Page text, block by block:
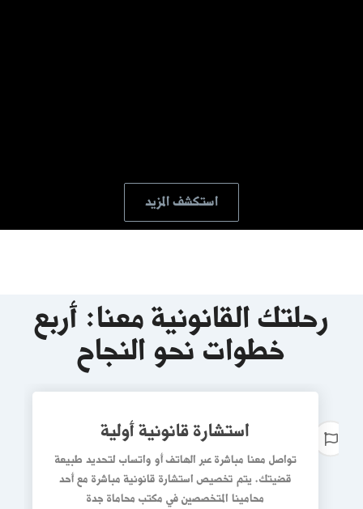
استكشف المزيد
رحلتك القانونية معنا: أربع
خطوات نحو النجاح
استشارة قانونية أولية
تواصل معنا مباشرة عبر الهاتف أو واتساب لتحديد طبيعة
قضيتك. يتم تخصيص استشارة قانونية مباشرة مع أحد
محامينا المتخصصين في مكتب محاماة جدة